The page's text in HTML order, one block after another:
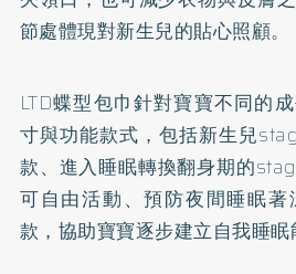
節處體現對新生兒的貼心照顧。
LTD蝶型包巾針對寶寶不同的
寸與功能款式，包括新生兒
款、進入睡眠轉換翻身期的
可自由活動、預防夜間睡眠
款，協助寶寶逐步建立自我睡眠